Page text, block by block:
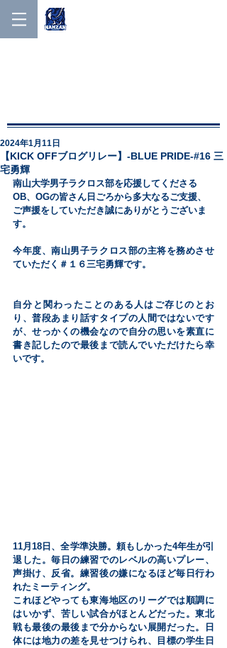
【KICK OFFブログリレー】-BLUE PRIDE-#16 三
宅勇輝
2024年1月11日
南山大学男子ラクロス部を応援してくださる
OB、OGの皆さん日ごろから多大なるご支援、
ご声援をしていただき誠にありがとうございま
す。
今年度、南山男子ラクロス部の主将を務めさせ
ていただく＃１６三宅勇輝です。
自分と関わったことのある人はご存じのとお
り、普段あまり話すタイプの人間ではないです
が、せっかくの機会なので自分の思いを素直に
書き記したので最後まで読んでいただけたら幸
いです。
11月18日、全学準決勝。頼もしかった4年生が引
退した。毎日の練習でのレベルの高いプレー、
声掛け、反省。練習後の嫌になるほど毎日行わ
れたミーティング。
これほどやっても東海地区のリーグでは順調に
はいかず、苦しい試合がほとんどだった。東北
戦も最後の最後まで分からない展開だった。日
体には地力の差を見せつけられ、目標の学生日